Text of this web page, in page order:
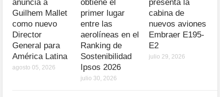
anuncia a
Guilhem Mallet
como nuevo
Director
General para
América Latina
agosto 05, 2026
obtiene el
primer lugar
entre las
aerolíneas en el
Ranking de
Sostenibilidad
Ipsos 2026
julio 30, 2026
presenta la
cabina de
nuevos aviones
Embraer E195-
E2
julio 29, 2026